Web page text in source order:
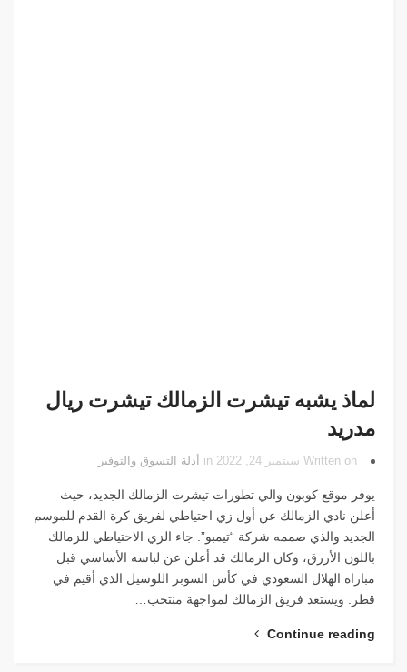
لماذ يشبه تيشرت الزمالك تيشرت ريال
مدريد
Written on سبتمبر 24, 2022 in أدلة التسوق والتوفير
يوفر موقع كوبون والي تطورات تيشرت الزمالك الجديد، حيث
أعلن نادي الزمالك عن أول زي احتياطي لفريق كرة القدم للموسم
الجديد والذي صممه شركة “تيمبو”. جاء الزي الاحتياطي للزمالك
باللون الأزرق، وكان الزمالك قد أعلن عن لباسه الأساسي قبل
مباراة الهلال السعودي في كأس السوبر اللوسيل الذي أقيم في
قطر. ويستعد فريق الزمالك لمواجهة منتخب…
Continue reading